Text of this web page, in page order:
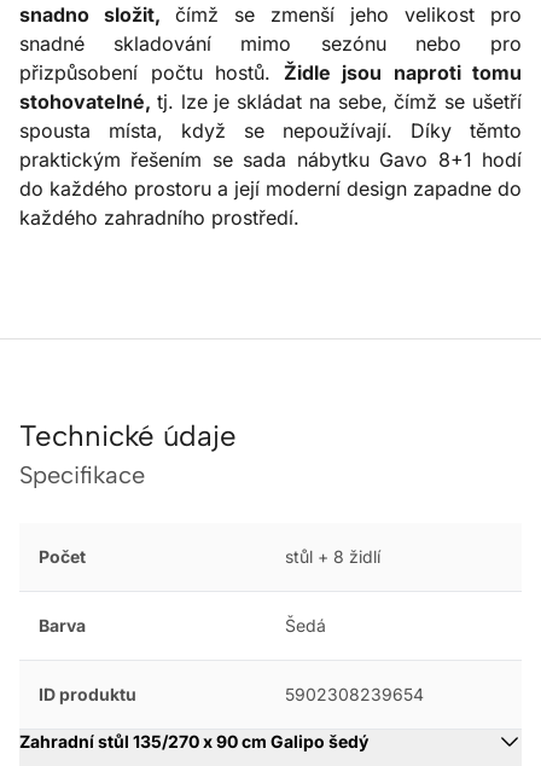
snadno složit, čímž se zmenší jeho velikost pro
snadné skladování mimo sezónu nebo pro
přizpůsobení počtu hostů. Židle jsou naproti tomu
stohovatelné, tj. lze je skládat na sebe, čímž se ušetří
spousta místa, když se nepoužívají. Díky těmto
praktickým řešením se sada nábytku Gavo 8+1 hodí
do každého prostoru a její moderní design zapadne do
každého zahradního prostředí.
Technické údaje
Specifikace
Počet stůl + 8 židlí
Barva Šedá
ID produktu 5902308239654
Zahradní stůl 135/270 x 90 cm Galipo šedý